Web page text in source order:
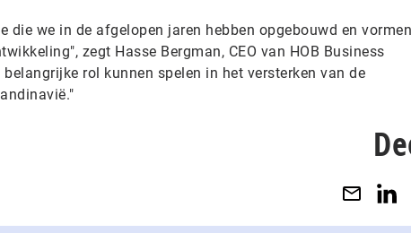
die we in de afgelopen jaren hebben opgebouwd en vormen
zegt Hasse Bergman, CEO van HOB Business
rol kunnen spelen in het versterken van de